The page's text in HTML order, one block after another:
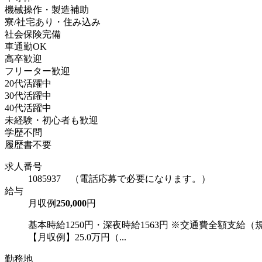
機械操作・製造補助
寮/社宅あり・住み込み
社会保険完備
車通勤OK
高卒歓迎
フリーター歓迎
20代活躍中
30代活躍中
40代活躍中
未経験・初心者も歓迎
学歴不問
履歴書不要
求人番号
1085937 （電話応募で必要になります。）
給与
月収例250,000円
基本時給1250円・深夜時給1563円 ※交通費全額支給（
【月収例】25.0万円（...
勤務地